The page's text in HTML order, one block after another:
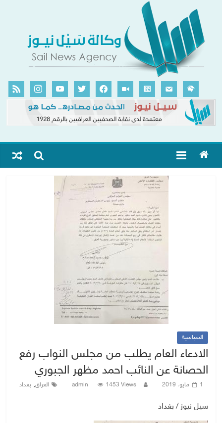
السياسية
الادعاء العام يطلب من مجلس النواب رفع
الحصانة عن النائب احمد مظهر الجبوري
1 مايو، 2019 admin 1453 Views العراق, بغداد
سيل نيوز / بغداد